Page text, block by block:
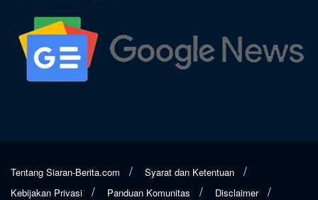
Tentang Siaran-Berita.com
Syarat dan Ketentuan
Kebijakan Privasi
Panduan Komunitas Disclaimer